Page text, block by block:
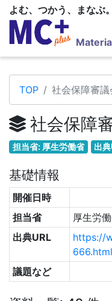
よむ、つかう、まなぶ。
TOP 社会保障審
社会保障
担当省: 厚生労働省 出
基礎情報
開催日時
担当省
厚生労
出典URL
https://
666.html
議題など